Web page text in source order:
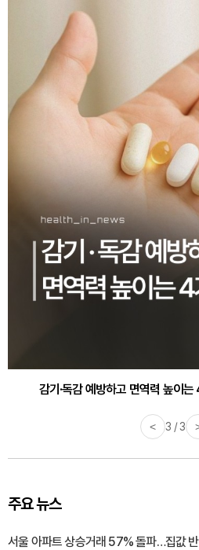
감기·독감 예방하고 면역력 높이
< 3 / 3
주요 뉴스
서울 아파트 상승거래 57% 돌파…집값